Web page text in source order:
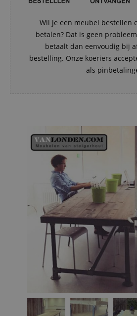
Wil je een meubel bestellen
betalen? Dat is geen
betaalt dan eenvoudig bij
bestelling. Onze koeriers
als